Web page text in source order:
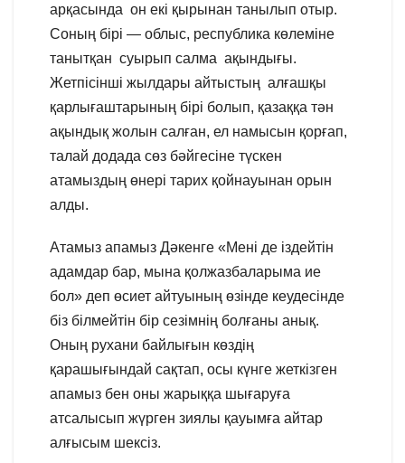
арқасында он екі қырынан танылып отыр.
Соның бірі — облыс, республика көлеміне
танытқан суырып салма ақындығы.
Жетпісінші жылдары айтыстың алғашқы
қарлығаштарының бірі болып, қазаққа тән
ақындық жолын салған, ел намысын қорғап,
талай додада сөз бәйгесіне түскен
атамыздың өнері тарих қойнауынан орын
алды.
Атамыз апамыз Дәкенге «Мені де іздейтін
адамдар бар, мына қолжазбаларыма ие
бол» деп өсиет айтуының өзінде кеудесінде
біз білмейтін бір сезімнің болғаны анық.
Оның рухани байлығын көздің
қарашығындай сақтап, осы күнге жеткізген
апамыз бен оны жарыққа шығаруға
атсалысып жүрген зиялы қауымға айтар
алғысым шексіз.